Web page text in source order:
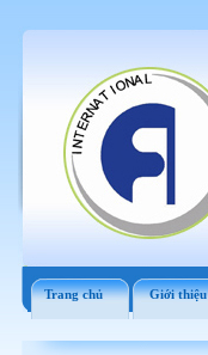
Trang chủ Giới thiệu